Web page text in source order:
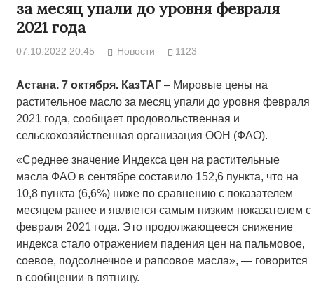
за месяц упали до уровня февраля
2021 года
07.10.2022 20:45 Новости 1123
Астана. 7 октября. КазТАГ– Мировые цены на
растительное масло за месяц упали до уровня февраля
2021 года, сообщает продовольственная и
сельскохозяйственная организация ООН (ФАО).
«Среднее значение Индекса цен на растительные
масла ФАО в сентябре составило 152,6 пункта, что на
10,8 пункта (6,6%) ниже по сравнению с показателем
месяцем ранее и является самым низким показателем с
февраля 2021 года. Это продолжающееся снижение
индекса стало отражением падения цен на пальмовое,
соевое, подсолнечное и рапсовое масла», — говорится
в сообщении в пятницу.